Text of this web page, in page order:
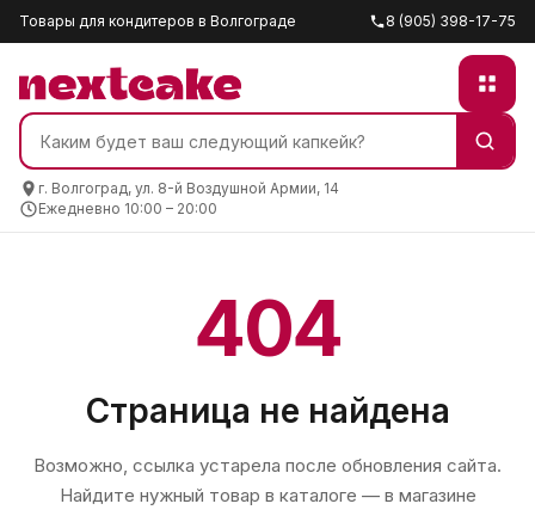
Товары для кондитеров в Волгограде 8 (905) 398-17-75
г. Волгоград, ул. 8-й Воздушной Армии, 14
Ежедневно 10:00 – 20:00
404
Страница не найдена
Возможно, ссылка устарела после обновления сайта.
Найдите нужный товар в каталоге — в магазине